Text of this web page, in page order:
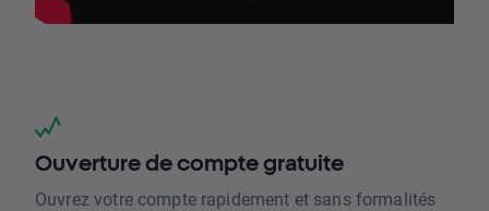
Ouverture de compte gratuite
Ouvrez votre compte rapidement et sans formalités